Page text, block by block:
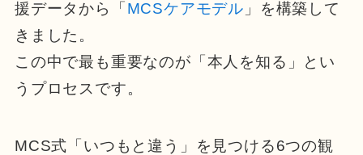
援データから「 MCSケアモデル 」を構築して
きました。
この中で最も重要なのが「本人を知る」とい
うプロセスです。
MCS式「いつもと違う」を見つける6つの観